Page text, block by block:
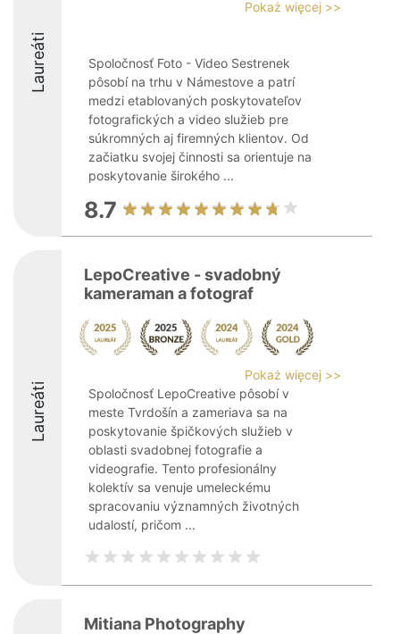
Laureáti
Pokaż więcej >>
Spoločnosť Foto - Video Sestrenek
pôsobí na trhu v Námestove a patrí
medzi etablovaných poskytovateľov
fotografických a video služieb pre
súkromných aj firemných klientov. Od
začiatku svojej činnosti sa orientuje na
poskytovanie širokého ...
8.7
Laureáti
LepoCreative - svadobný
kameraman a fotograf
Pokaż więcej >>
Spoločnosť LepoCreative pôsobí v
meste Tvrdošín a zameriava sa na
poskytovanie špičkových služieb v
oblasti svadobnej fotografie a
videografie. Tento profesionálny
kolektív sa venuje umeleckému
spracovaniu významných životných
udalostí, pričom ...
Mitiana Photography